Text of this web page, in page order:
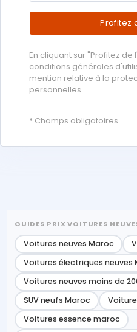
Profitez
En cliquant sur "Profitez
conditions générales
mention relative à la
personnelles.
* Champs obligatoires
GUIDES PRIX VOITURES
Voitures neuves Maroc
Voitures électriques neuves
Voitures neuves moins de
SUV neufs Maroc
Voitures essence maroc